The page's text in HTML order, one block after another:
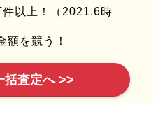
以上！（2021.6時
額を競う！
括査定へ >>